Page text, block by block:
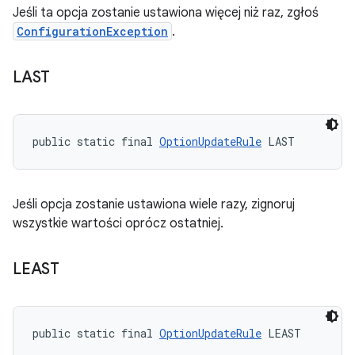
Jeśli ta opcja zostanie ustawiona więcej niż raz, zgłoś
ConfigurationException .
LAST
public static final OptionUpdateRule LAST
Jeśli opcja zostanie ustawiona wiele razy, zignoruj
wszystkie wartości oprócz ostatniej.
LEAST
public static final OptionUpdateRule LEAST